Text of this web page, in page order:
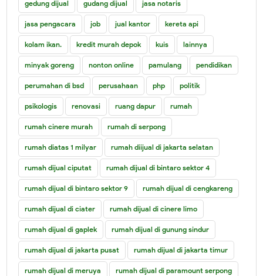
gedung dijual gudang dijual jasa notaris
jasa pengacara job jual kantor kereta api
kolam ikan. kredit murah depok kuis lainnya
minyak goreng nonton online pamulang pendidikan
perumahan di bsd perusahaan php politik
psikologis renovasi ruang dapur rumah
rumah cinere murah rumah di serpong
rumah diatas 1 milyar rumah diijual di jakarta selatan
rumah dijual ciputat rumah dijual di bintaro sektor 4
rumah dijual di bintaro sektor 9 rumah dijual di cengkareng
rumah dijual di ciater rumah dijual di cinere limo
rumah dijual di gaplek rumah dijual di gunung sindur
rumah dijual di jakarta pusat rumah dijual di jakarta timur
rumah dijual di meruya rumah dijual di paramount serpong